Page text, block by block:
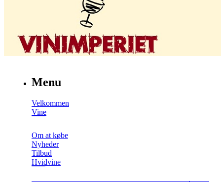
Menu
Velkommen
Vine
Om at købe
Nyheder
Tilbud
Hvidvine